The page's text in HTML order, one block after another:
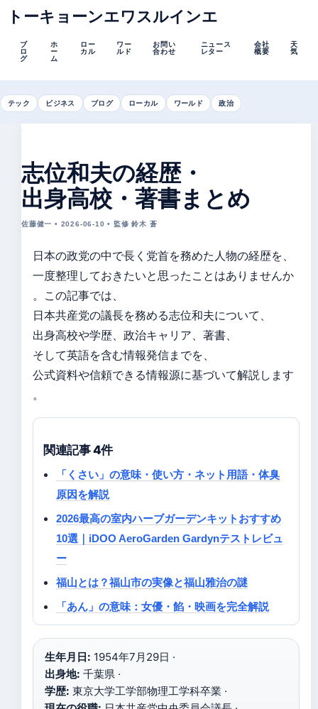
トーキョーンエワスルインエ
ブ
ロ
グ
ホ
ー
ム
ロー
カル
ワー
ルド
お問い
合わせ
ニュース
レター
会社
概要
天
気
テック ビジネス ブログ ローカル ワールド 政治
志位和夫の経歴・
出身高校・著書まとめ
佐藤健一 • 2026-06-10 • 監修 鈴木 蒼
日本の政党の中で長く党首を務めた人物の経歴を、
一度整理しておきたいと思ったことはありませんか
。この記事では、
日本共産党の議長を務める志位和夫について、
出身高校や学歴、政治キャリア、著書、
そして英語を含む情報発信までを、
公式資料や信頼できる情報源に基づいて解説します
。
関連記事 4件
「くさい」の意味・使い方・ネット用語・体臭
原因を解説
2026最高の室内ハーブガーデンキットおすすめ
10選｜iDOO AeroGarden Gardynテストレビュ
ー
福山とは？福山市の実像と福山雅治の謎
「あん」の意味：女優・餡・映画を完全解説
生年月日: 1954年7月29日 ·
出身地: 千葉県 ·
学歴: 東京大学工学部物理工学科卒業 ·